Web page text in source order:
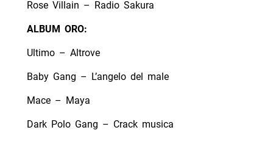
Rose Villain – Radio Sakura
ALBUM ORO:
Ultimo – Altrove
Baby Gang – L’angelo del male
Mace – Maya
Dark Polo Gang – Crack musica